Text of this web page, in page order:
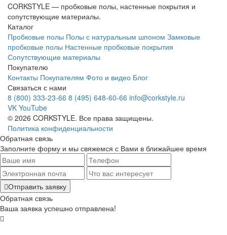
CORKSTYLE — пробковые полы, настенные покрытия и
сопутствующие материалы.
Каталог
Пробковые полы Полы с натуральным шпоном Замковые
пробковые полы Настенные пробковые покрытия
Сопутствующие материалы
Покупателю
Контакты Покупателям Фото и видео Блог
Связаться с нами
8 (800) 333-23-66 8 (495) 648-60-66 info@corkstyle.ru
VK YouTube
© 2026 CORKSTYLE. Все права защищены.
Политика конфиденциальности
Обратная связь
Заполните форму и мы свяжемся с Вами в ближайшее время
Отправить заявку
Обратная связь
Ваша заявка успешно отправлена!